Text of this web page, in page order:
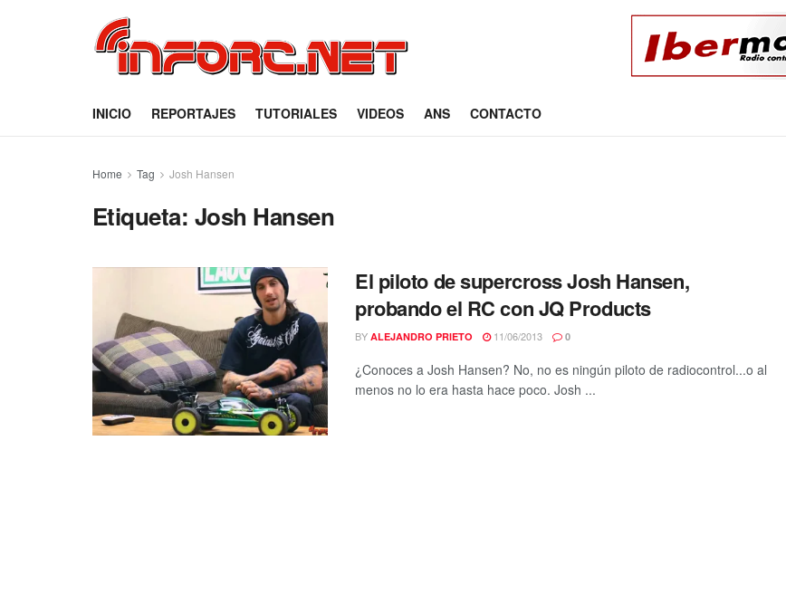
INICIO REPORTAJES TUTORIALES VIDEOS ANS CONTACTO
Home Tag Josh Hansen
Etiqueta: Josh Hansen
El piloto de supercross Josh Hansen,
probando el RC con JQ Products
BY ALEJANDRO PRIETO 11/06/2013 0
¿Conoces a Josh Hansen? No, no es ningún piloto de radiocontrol...o al
menos no lo era hasta hace poco. Josh ...